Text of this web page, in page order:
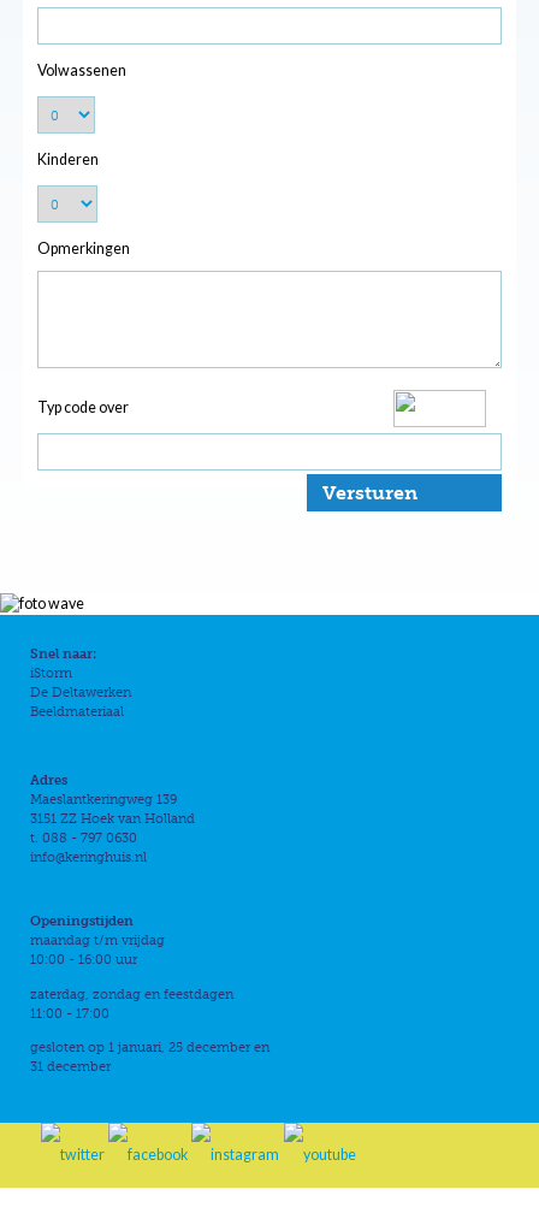
Volwassenen
Kinderen
Opmerkingen
Typ code over
Versturen
Snel naar:
iStorm
De Deltawerken
Beeldmateriaal
Adres
Maeslantkeringweg 139
3151 ZZ Hoek van Holland
t. 088 - 797 0630
info@keringhuis.nl
Openingstijden
maandag t/m vrijdag
10:00 - 16:00 uur
zaterdag, zondag en feestdagen
11:00 - 17:00
gesloten op 1 januari, 25 december en
31 december